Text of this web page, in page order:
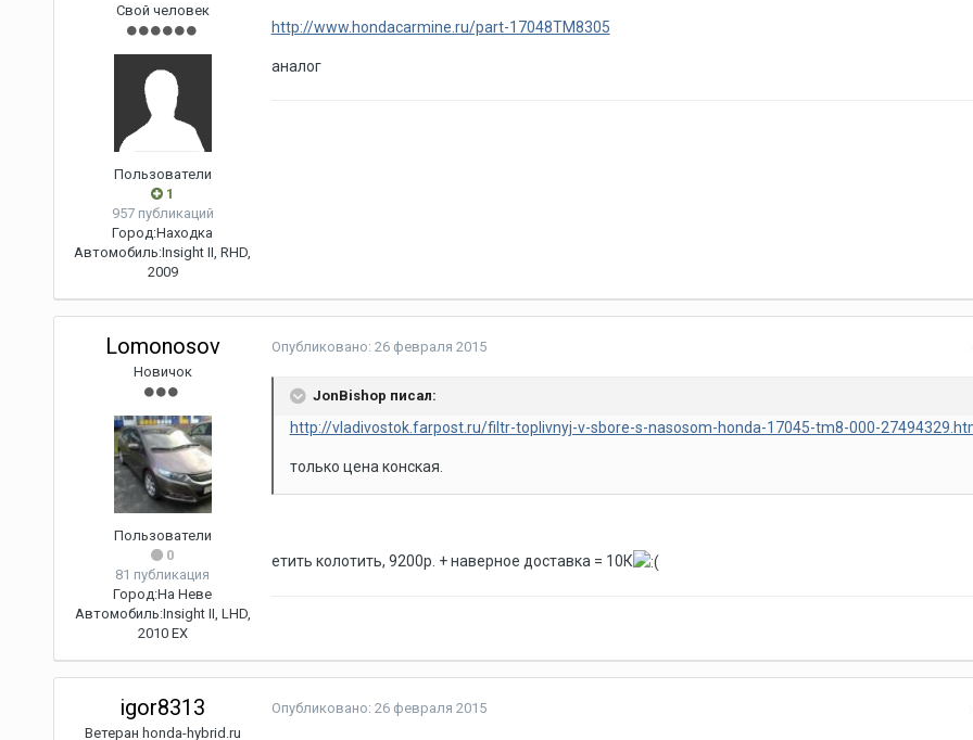
Свой человек
Пользователи
1
957 публикаций
Город:Находка
Автомобиль:Insight II, RHD,
2009
http://www.hondacarmine.ru/part-17048TM8305
аналог
Lomonosov
Новичок
Пользователи
0
81 публикация
Город:На Неве
Автомобиль:Insight II, LHD,
2010 EX
Опубликовано: 26 февраля 2015
JonBishop писал:
http://vladivostok.farpost.ru/filtr-toplivnyj-v-sbore-s-nasosom-honda-17045-tm8-000-
только цена конская.
етить колотить, 9200р. + наверное доставка = 10К
igor8313
Ветеран honda-hybrid.ru
Опубликовано: 26 февраля 2015